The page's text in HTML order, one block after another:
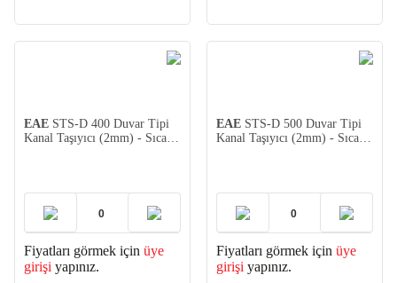
EAE STS-D 400 Duvar Tipi
Kanal Taşıyıcı (2mm) - Sıcak
Fiyatları görmek için üye
girişi yapınız.
EAE STS-D 500 Duvar Tipi
Kanal Taşıyıcı (2mm) - Sıcak
Fiyatları görmek için üye
girişi yapınız.